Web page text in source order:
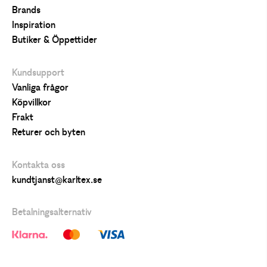
Brands
Inspiration
Butiker & Öppettider
Kundsupport
Vanliga frågor
Köpvillkor
Frakt
Returer och byten
Kontakta oss
kundtjanst@karltex.se
Betalningsalternativ